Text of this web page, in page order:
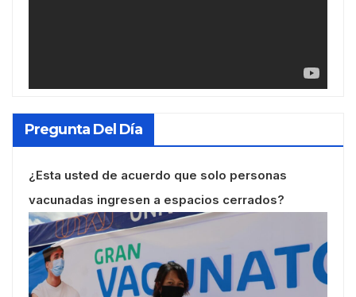
Pregunta Del Día
¿Esta usted de acuerdo que solo personas
vacunadas ingresen a espacios cerrados?